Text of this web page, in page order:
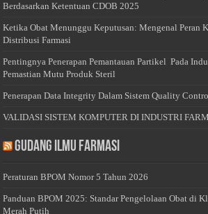
Berdasarkan Ketentuan CDOB 2025
Ketika Obat Menunggu Keputusan: Mengenal Peran
Distribusi Farmasi
Pentingnya Penerapan Pemantauan Partikel Pada
Pemastian Mutu Produk Steril
Penerapan Data Integrity Dalam Sistem Quality
VALIDASI SISTEM KOMPUTER DI INDUSTRI
Gudang Ilmu Farmasi
Peraturan BPOM Nomor 5 Tahun 2026
Panduan BPOM 2025: Standar Pengelolaan Obat di
Merah Putih